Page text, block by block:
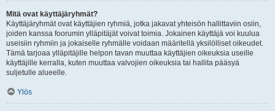
Mitä ovat käyttäjäryhmät?
Käyttäjäryhmät ovat käyttäjien ryhmiä, jotka jakavat yhteisön hallittaviin osiin,
joiden kanssa foorumin ylläpitäjät voivat toimia. Jokainen käyttäjä voi kuulua
useisiin ryhmiin ja jokaiselle ryhmälle voidaan määritellä yksilölliset oikeudet.
Tämä tarjoaa ylläpitäjille helpon tavan muuttaa käyttäjien oikeuksia useille
käyttäjille kerralla, kuten muuttaa valvojien oikeuksia tai hallita pääsyä
suljetulle alueelle.
Ylös